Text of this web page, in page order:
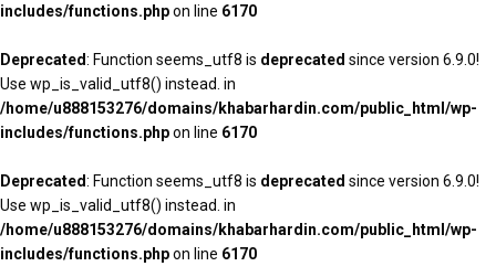
includes/functions.phpon line 6170
Deprecated: Function seems_utf8 is deprecated since version 6.9.0!
Use wp_is_valid_utf8() instead. in
/home/u888153276/domains/khabarhardin.com/public_html/wp-
includes/functions.phpon line 6170
Deprecated: Function seems_utf8 is deprecated since version 6.9.0!
Use wp_is_valid_utf8() instead. in
/home/u888153276/domains/khabarhardin.com/public_html/wp-
includes/functions.phpon line 6170